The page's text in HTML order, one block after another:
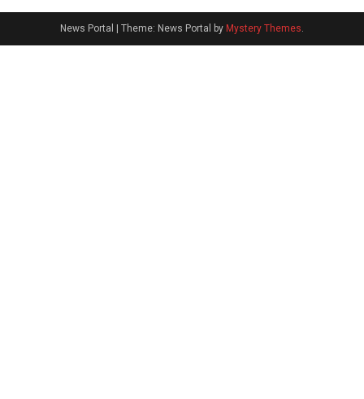
News Portal Theme: News Portal by Mystery Themes.